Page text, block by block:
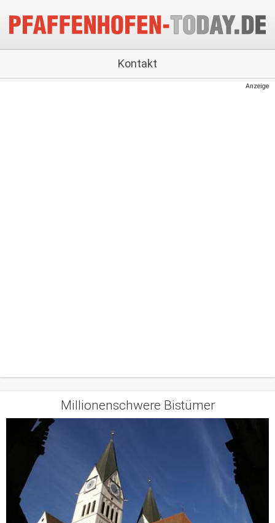
Kontakt
Anzeige
Millionenschwere Bistümer